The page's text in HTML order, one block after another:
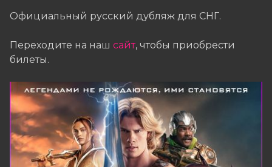
Официальный русский дубляж для СНГ.
Переходите на наш сайт, чтобы приобрести
билеты.